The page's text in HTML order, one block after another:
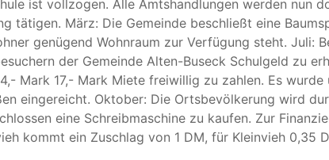
ist vollzogen. Alle Amtshandlungen werden nun
tätigen. März: Die Gemeinde beschließt eine
genügend Wohnraum zur Verfügung steht. Juli:
der Gemeinde Alten-Buseck Schulgeld zu
Mark 17,- Mark Miete freiwillig zu zahlen. Es wurde
eingereicht. Oktober: Die Ortsbevölkerung wird
eine Schreibmaschine zu kaufen. Zur
kommt ein Zuschlag von 1 DM, für Kleinvieh 0,35